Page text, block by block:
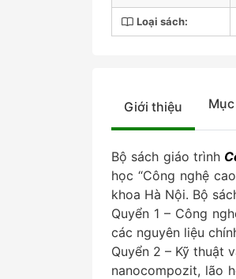
Loại sách:
Giới thiệu
Bộ sách giáo trình
học “Công nghệ
khoa Hà Nội. Bộ
Quyển 1 – Công
các nguyên liệu
Quyển 2 – Kỹ thuật
nanocompozit, lão